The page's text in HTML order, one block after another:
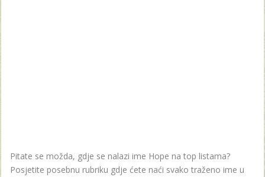
Pitate se možda, gdje se nalazi ime Hope na top listama?
Posjetite posebnu rubriku gdje ćete naći svako traženo ime u